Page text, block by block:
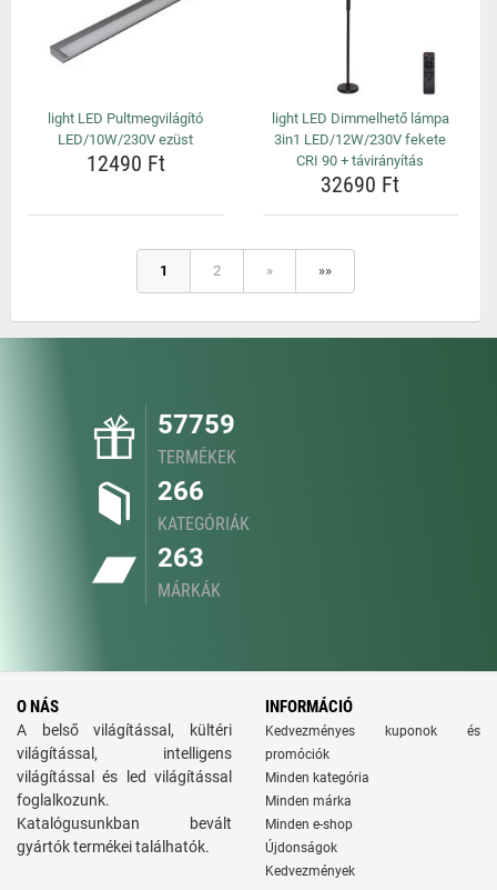
light LED Pultmegvilágító
LED/10W/230V ezüst
12490 Ft
light LED Dimmelhető lámpa
3in1 LED/12W/230V fekete
CRI 90 + távirányítás
32690 Ft
1 2 » »»
57759
TERMÉKEK
266
KATEGÓRIÁK
263
MÁRKÁK
O NÁS
A belső világítással, kültéri
világítással, intelligens
világítással és led világítással
foglalkozunk.
Katalógusunkban bevált
gyártók termékei találhatók.
INFORMÁCIÓ
Kedvezményes kuponok és
promóciók
Minden kategória
Minden márka
Minden e-shop
Újdonságok
Kedvezmények